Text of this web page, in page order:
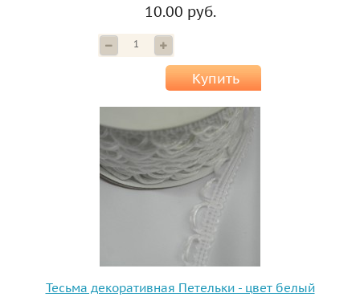
10.00 руб.
Купить
Тесьма декоративная Петельки - цвет белый